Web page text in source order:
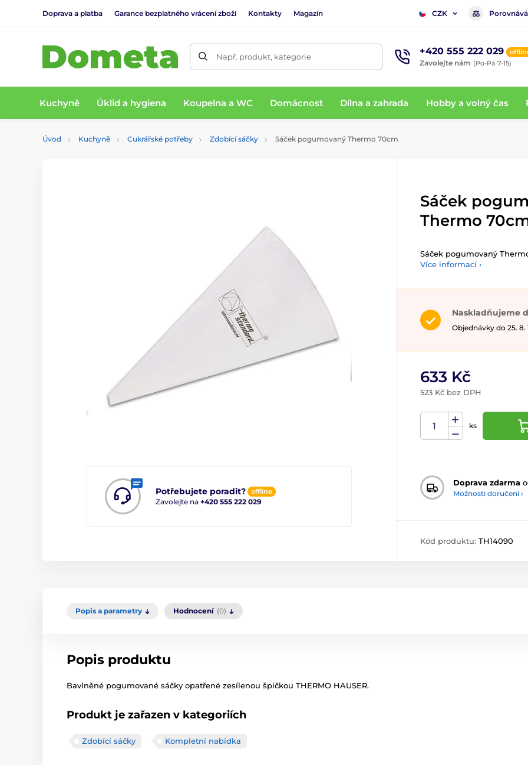
Doprava a platba Garance bezplatného vrácení zboží Kontakty Magazín CZK
Např. produkt, kategorie +420 555 222 029
Zavolejte nám (Po-Pá 7-15)
Kuchyně Úklid a hygiena Koupelna a WC Domácnost Dílna a zahrada Hobby a volný čas
Úvod Kuchyně Cukrářské potřeby Zdobící sáčky Sáček pogumovaný Thermo 70cm
Potřebujete poradit? offline
Zavolejte na +420 555 222 029
Sáček
Thermo
Sáček pogumovaný
Více informací ›
Naskladňujeme
Objednávky do 25.
633 Kč
523 Kč bez DPH
ks
Doprava zdarma
Možnosti doručení ›
Kód produktu: TH14090
Popis a parametry Hodnocení (0)
Popis produktu
Bavlněné pogumované sáčky opatřené zesílenou špičkou THERMO HAUSER.
Produkt je zařazen v kategoriích
Zdobící sáčky Kompletní nabídka